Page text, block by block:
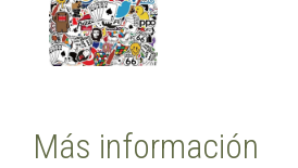
Más información